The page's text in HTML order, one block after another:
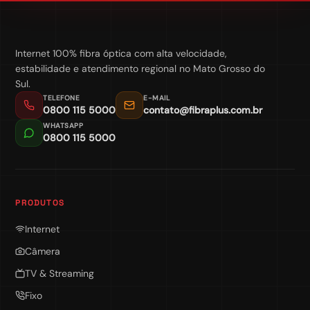
Internet 100% fibra óptica com alta velocidade,
estabilidade e atendimento regional no Mato Grosso do
Sul.
TELEFONE
0800 115 5000
E-MAIL
contato@fibraplus.com.br
WHATSAPP
0800 115 5000
PRODUTOS
Internet
Câmera
TV & Streaming
Fixo